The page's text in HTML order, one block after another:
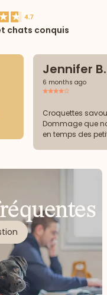
chats conquis
Jennifer B.
6 months ago
Croquettes
Dommage que
en temps des